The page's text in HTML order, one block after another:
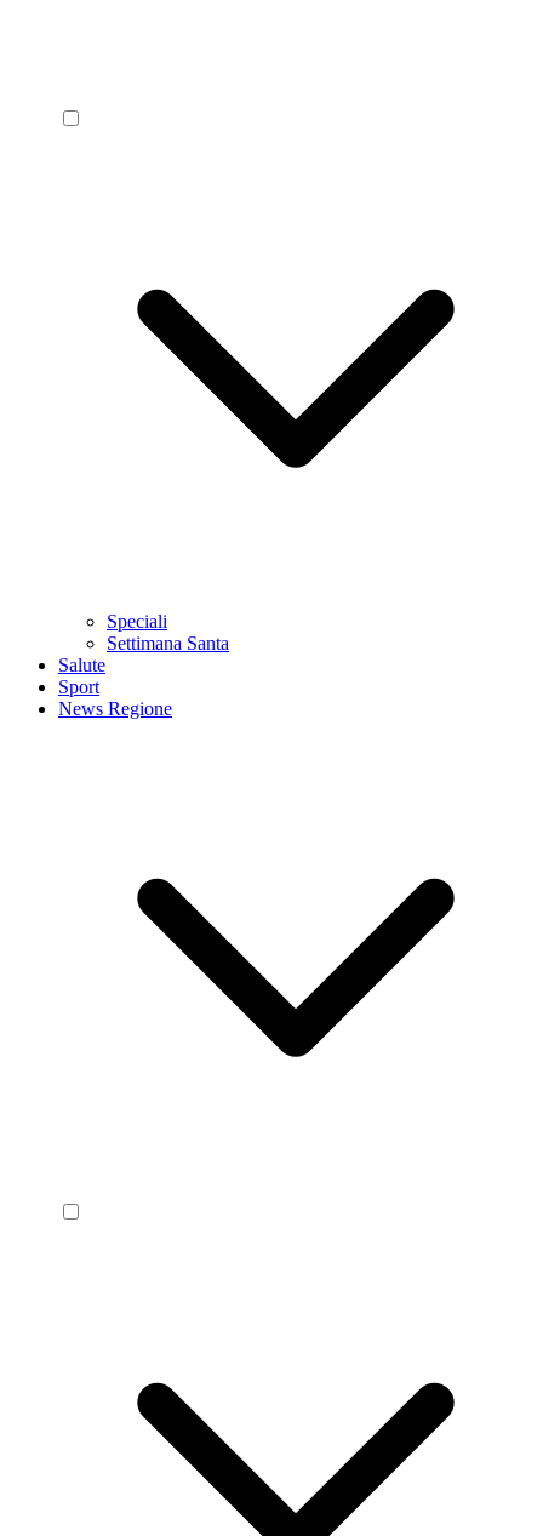
Speciali
Settimana Santa
Salute
Sport
News Regione